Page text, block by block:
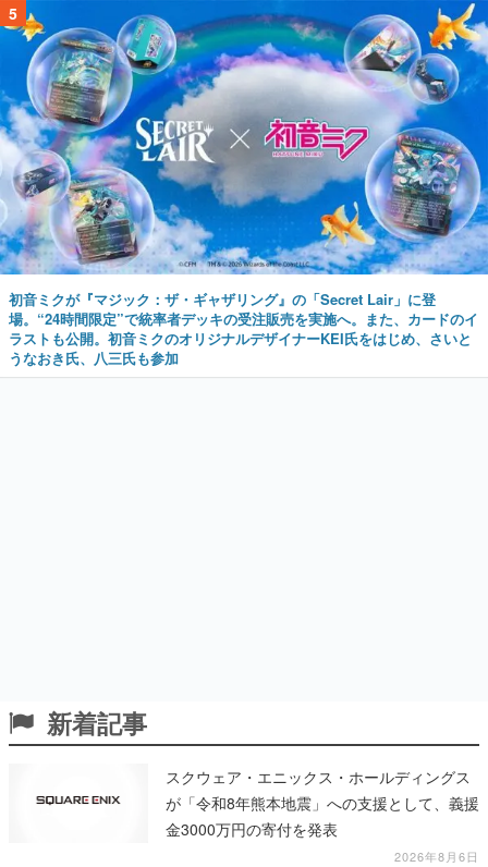
5
初音ミクが『マジック：ザ・ギャザリング』の「Secret Lair」に登
場。“24時間限定”で統率者デッキの受注販売を実施へ。また、カードのイ
ラストも公開。初音ミクのオリジナルデザイナーKEI氏をはじめ、さいと
うなおき氏、八三氏も参加
新着記事
スクウェア・エニックス・ホールディングス
が「令和8年熊本地震」への支援として、義援
金3000万円の寄付を発表
2026年8月6日